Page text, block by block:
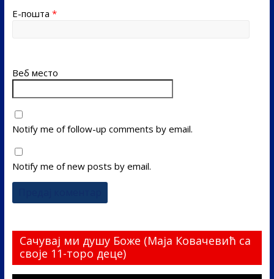
Е-пошта *
Веб место
Notify me of follow-up comments by email.
Notify me of new posts by email.
Сачувај ми душу Боже (Маја Ковачевић са
своје 11-торо деце)